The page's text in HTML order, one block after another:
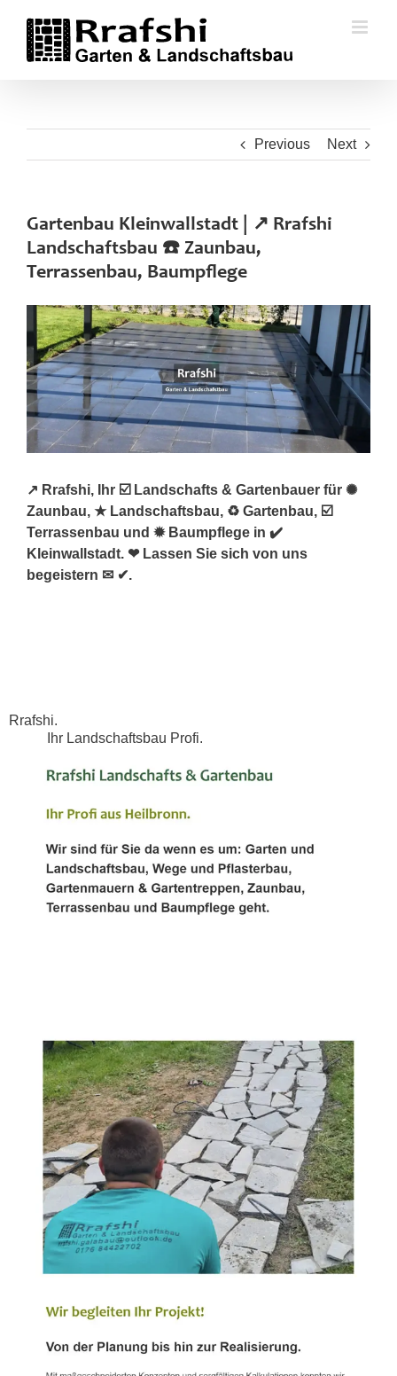
content
Previous Next
Gartenbau Kleinwallstadt | ↗️ Rrafshi
Landschaftsbau ☎️ Zaunbau,
Terrassenbau, Baumpflege
↗️ Rrafshi, Ihr ☑️ Landschafts & Gartenbauer für ✺
Zaunbau, ★ Landschaftsbau, ♻ Gartenbau, ☑️
Terrassenbau und ✹ Baumpflege in ✔️
Kleinwallstadt. ❤ Lassen Sie sich von uns
begeistern ✉ ✔.
Rrafshi.
Ihr Landschaftsbau Profi.